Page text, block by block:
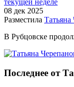
08 дек 2025
Разместила Татьяна
В Рубцовске
Последнее от